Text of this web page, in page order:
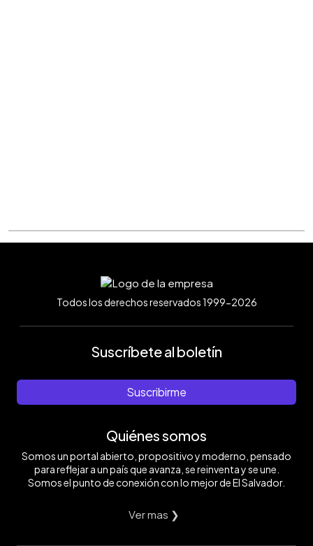
Todos los derechos reservados 1999-2026
Suscríbete al boletín
Suscribirme
Quiénes somos
Somos un portal abierto, propositivo y moderno, pensado
para reflejar a un país que avanza, se reinventa y se une.
Somos el punto de conexión con lo mejor de El Salvador.
Ver mas ❯